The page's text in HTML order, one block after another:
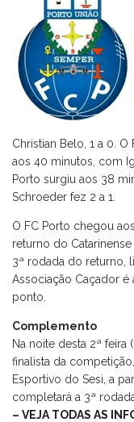
Christian Belo, 1 a 0.
aos 40 minutos, com
Porto surgiu aos 38
Schroeder fez 2 a 1.
O FC Porto chegou
returno do
3ª rodada do returno,
Associação Caçador
ponto.
Complemento
Na noite desta 2ª feira
finalista da
Esportivo do Sesi, a
completará a 3ª
– VEJA TODAS AS